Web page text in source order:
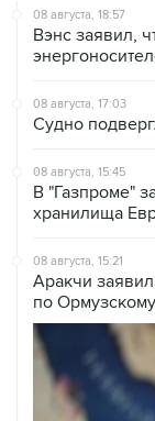
08 августа, 18:57
Вэнс заявил,
08 августа, 17:03
Судно
08 августа, 15:45
В "Газпроме"
хранилища
08 августа, 15:21
Аракчи
по